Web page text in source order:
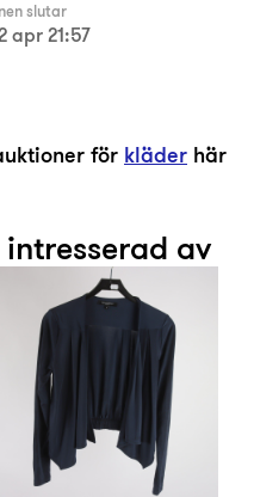
slutar
apr 21:57
för kläder här
av